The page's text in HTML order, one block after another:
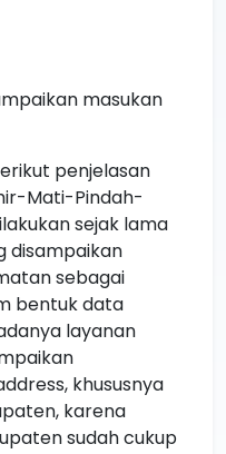
masukan
penjelasan
Mati-Pindah-
sejak lama
disampaikan
sebagai
bentuk data
layanan
khususnya
karena
sudah cukup